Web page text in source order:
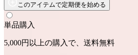
このアイテムで定期便を始める
単品購入
5,000円以上の購入で、送料無料